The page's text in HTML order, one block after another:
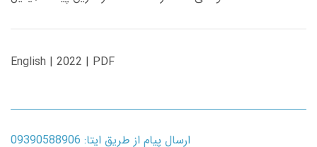
English | 2022 | PDF
ارسال پیام از طریق ایتا: 09390588906